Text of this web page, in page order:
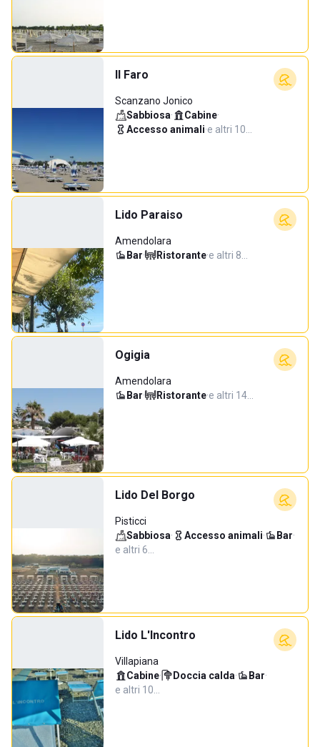
Il Faro
Scanzano Jonico
Sabbiosa· Cabine·
Accesso animali·e altri 10…
Lido Paraiso
Amendolara
Bar· Ristorante·e altri 8…
Ogigia
Amendolara
Bar· Ristorante·e altri 14…
Lido Del Borgo
Pisticci
Sabbiosa· Accesso animali· Bar·
e altri 6…
Lido L'Incontro
Villapiana
Cabine· Doccia calda· Bar·
e altri 10…